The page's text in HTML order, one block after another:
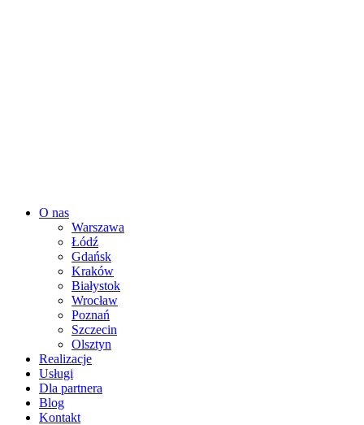
O nas
Warszawa
Łódź
Gdańsk
Kraków
Białystok
Wrocław
Poznań
Szczecin
Olsztyn
Realizacje
Usługi
Dla partnera
Blog
Kontakt